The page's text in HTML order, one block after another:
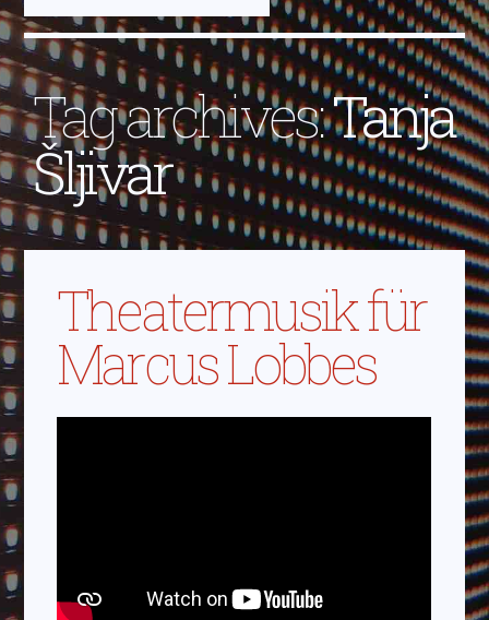
Tag archives:Tanja
Šljivar
Theatermusik für
Marcus Lobbes